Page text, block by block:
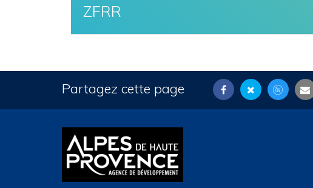
ZFRR
Partagez cette page